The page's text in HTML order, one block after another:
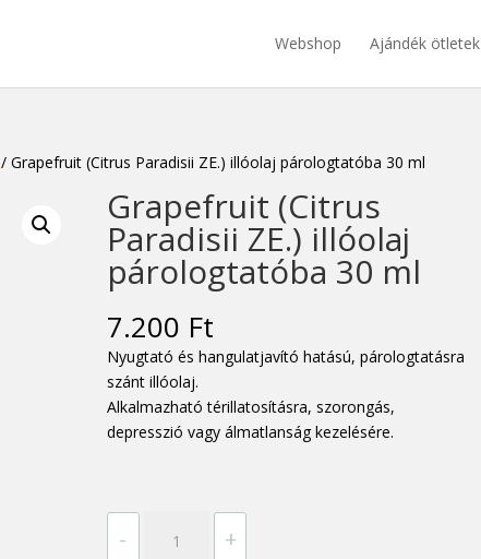
Webshop Ajándék ötletek
/ Grapefruit (Citrus Paradisii ZE.) illóolaj párologtatóba 30 ml
Grapefruit (Citrus
Paradisii ZE.) illóolaj
párologtatóba 30 ml
7.200 Ft
Nyugtató és hangulatjavító hatású, párologtatásra
szánt illóolaj.
Alkalmazható térillatosításra, szorongás,
depresszió vagy álmatlanság kezelésére.
-
(Citrus
+